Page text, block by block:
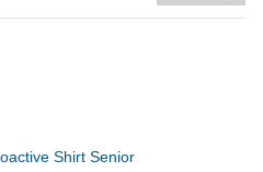
Shirt Senior